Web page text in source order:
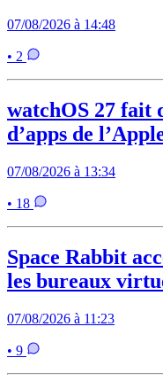
07/08/2026 à 14:48
• 2
watchOS 27 fait
d’apps de
07/08/2026 à 13:34
• 18
Space Rabbit
les bureaux
07/08/2026 à 11:23
• 9